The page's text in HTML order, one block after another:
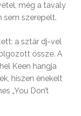
még a tavaly
sem szerepelt.
a sztár dj-vel
össze. A
Keen hangja
hiszen énekelt
„You Don’t